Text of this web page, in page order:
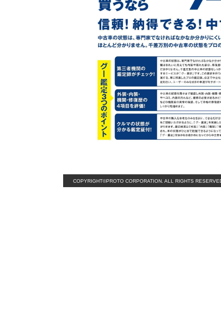
COPYRIGHT©PROTO CORPORATION. ALL RIGHTS